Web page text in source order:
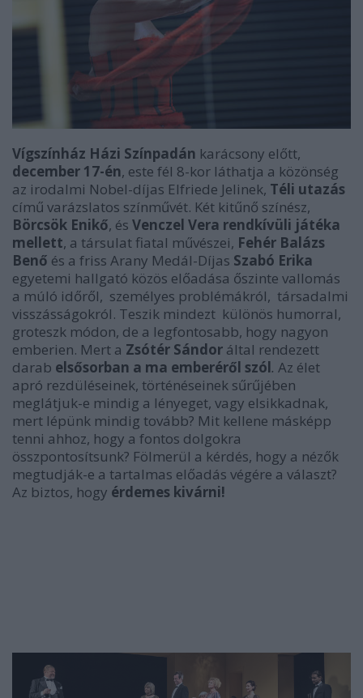
Vígszínház Házi Színpadán karácsony előtt,
december 17-én, este fél 8-kor láthatja a közönség
az irodalmi Nobel-díjas Elfriede Jelinek, Téli utazás
című varázslatos színművét. Két kitűnő színész,
Börcsök Enikő, és Venczel Vera rendkívüli játéka
mellett, a társulat fiatal művészei, Fehér Balázs
Benő és a friss Arany Medál-Díjas Szabó Erika
egyetemi hallgató közös előadása őszinte vallomás
a múló időről, személyes problémákról, társadalmi
visszásságokról. Teszik mindezt különös humorral,
groteszk módon, de a legfontosabb, hogy nagyon
emberien. Mert a Zsótér Sándor által rendezett
darab elsősorban a ma emberéről szól. Az élet
apró rezdüléseinek, történéseinek sűrűjében
meglátjuk-e mindig a lényeget, vagy elsikkadnak,
mert lépünk mindig tovább? Mit kellene másképp
tenni ahhoz, hogy a fontos dolgokra
összpontosítsunk? Fölmerül a kérdés, hogy a nézők
megtudják-e a tartalmas előadás végére a választ?
Az biztos, hogy érdemes kivárni!